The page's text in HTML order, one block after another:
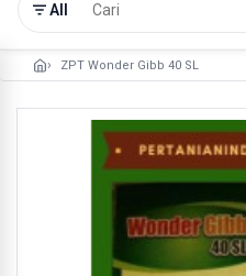
All
ZPT Wonder Gibb 40 SL